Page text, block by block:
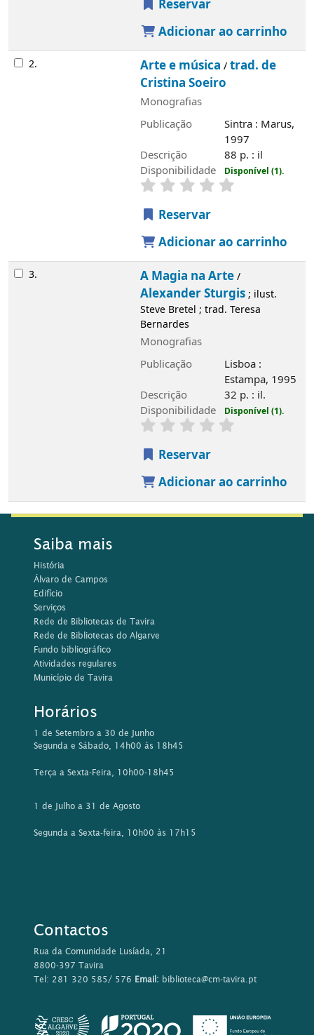
Reservar
Adicionar ao carrinho
2. Arte e música /trad. de
Cristina Soeiro
Monografias
Publicação
Sintra : Marus,
1997
Descrição
88 p. : il
Disponibilidade
Disponível (1).
Reservar
Adicionar ao carrinho
3. A Magia na Arte/
Alexander Sturgis; ilust.
Steve Bretel ; trad. Teresa
Bernardes
Monografias
Publicação
Lisboa :
Estampa, 1995
Descrição
32 p. : il.
Disponibilidade
Disponível (1).
Reservar
Adicionar ao carrinho
Saiba mais
História
Álvaro de Campos
Edifício
Serviços
Rede de Bibliotecas de Tavira
Rede de Bibliotecas do Algarve
Fundo bibliográfico
Atividades regulares
Município de Tavira
Horários
1 de Setembro a 30 de Junho
Segunda e Sábado, 14h00 às 18h45
Terça a Sexta-Feira, 10h00-18h45
1 de Julho a 31 de Agosto
Segunda a Sexta-feira, 10h00 às 17h15
Contactos
Rua da Comunidade Lusíada, 21
8800-397 Tavira
Tel: 281 320 585/ 576 Email: biblioteca@cm-tavira.pt